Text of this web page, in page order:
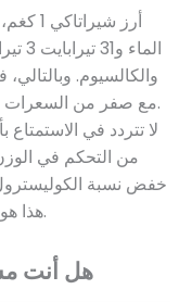
والكالسيوم.
مع صفر من السعرات الحرارية وتقريباً صفر من الكربوهيدرات.
لا تتردد في الاستمتاع
من التحكم في
خفض نسبة
هذا هو طريقك الطويل الأمد إلى الصحة الجيدة.
هل أنت